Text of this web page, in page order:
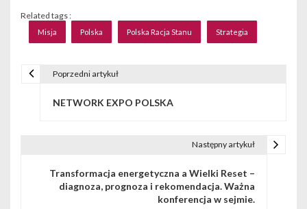
Related tags :
Misja Polska Polska Racja Stanu Strategia
Poprzedni artykuł
NETWORK EXPO POLSKA
Następny artykuł
Transformacja energetyczna a Wielki Reset –
diagnoza, prognoza i rekomendacja. Ważna
konferencja w sejmie.